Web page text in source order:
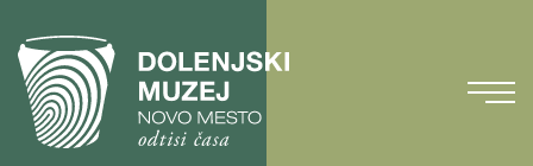
vsebinoNa
glavni
meni